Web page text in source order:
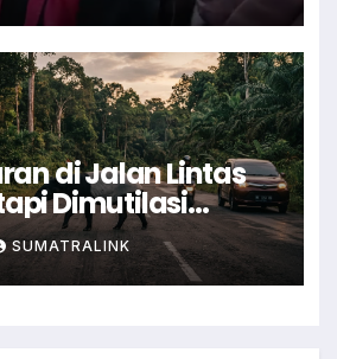
di Jalan Lintas
Dimutilasi
SUMATRALINK